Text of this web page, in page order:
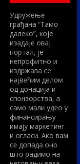
Удружење
грађана “Тамо
далеко”, које
изадаје овај
портал, је
непрофитно и
издржава се
највећим делом
од донација и
спонзорства, а
само мали удео у
финансирању
имају маркетинг
и огласи. Ако вам
се допада оно
што радимо на